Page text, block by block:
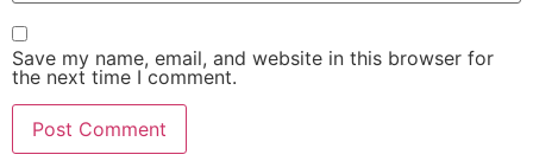
Save my name, email, and website in this browser for
the next time I comment.